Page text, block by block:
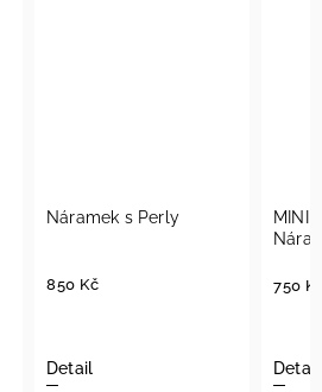
Náramek s Perly
850 Kč
Detail
750
Detail